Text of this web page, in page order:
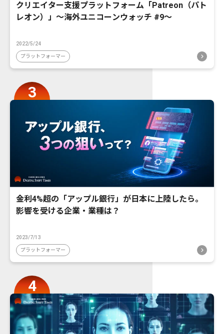
クリエイター支援プラットフォーム「Patreon（パト
レオン）」〜海外ユニコーンウォッチ #9〜
2022/5/24
プラットフォーマー
金利4%超の「アップル銀行」が日本に上陸したら。
影響を受ける企業・業種は？
2023/7/13
プラットフォーマー